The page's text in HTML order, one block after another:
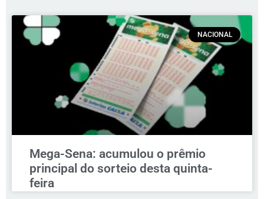
NACIONAL
Mega-Sena: acumulou o prêmio
principal do sorteio desta quinta-
feira